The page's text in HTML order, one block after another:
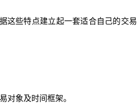
些特点建立起一套适合自己的交易
对象及时间框架。